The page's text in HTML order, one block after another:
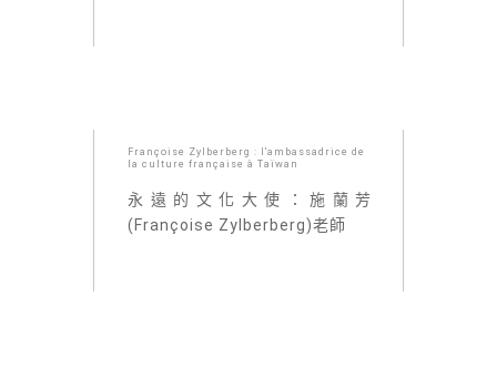
永遠的文化大使：施蘭芳
(Françoise Zylberberg)老師
Françoise Zylberberg : l'ambassadrice de
la culture française à Taïwan